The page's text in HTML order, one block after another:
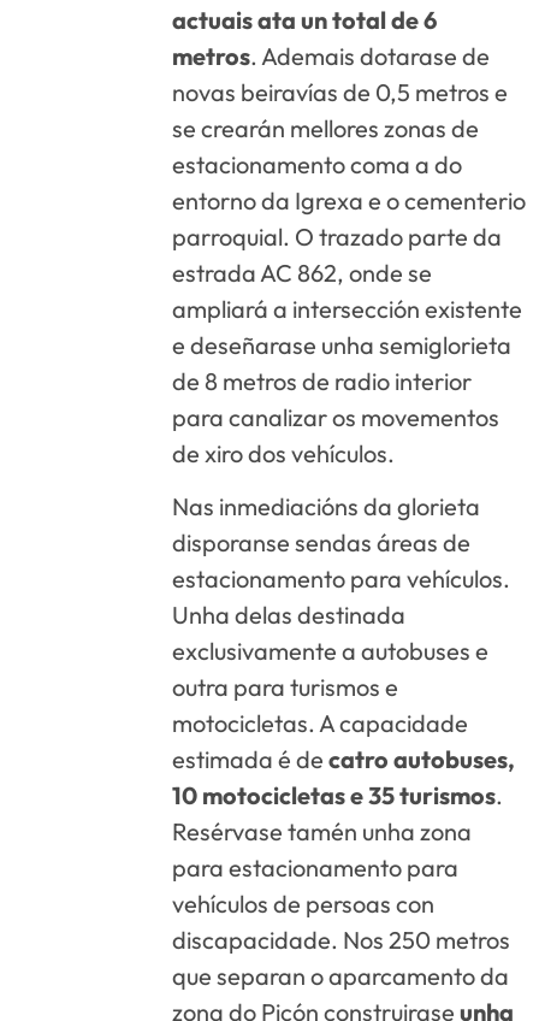
actuais ata un total de 6
metros. Ademais dotarase de
novas beiravías de 0,5 metros e
se crearán mellores zonas de
estacionamento coma a do
entorno da Igrexa e o cementerio
parroquial. O trazado parte da
estrada AC 862, onde se
ampliará a intersección existente
e deseñarase unha semiglorieta
de 8 metros de radio interior
para canalizar os movementos
de xiro dos vehículos.
Nas inmediacións da glorieta
disporanse sendas áreas de
estacionamento para vehículos.
Unha delas destinada
exclusivamente a autobuses e
outra para turismos e
motocicletas. A capacidade
estimada é decatro autobuses,
10 motocicletas e 35 turismos.
Resérvase tamén unha zona
para estacionamento para
vehículos de persoas con
discapacidade. Nos 250 metros
que separan o aparcamento da
zona do Picón construirase unha